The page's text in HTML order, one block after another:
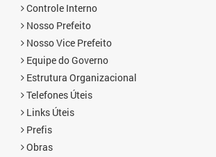
Controle Interno
Nosso Prefeito
Nosso Vice Prefeito
Equipe do Governo
Estrutura Organizacional
Telefones Úteis
Links Úteis
Prefis
Obras